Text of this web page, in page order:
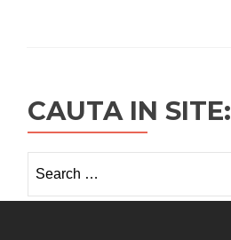
CAUTA IN SITE:
for: